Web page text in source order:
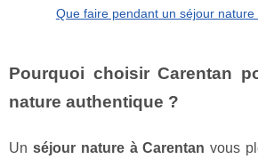
Que faire pendant un séjour nature
Pourquoi choisir Carentan
nature authentique ?
Un séjour nature à Carentan vous